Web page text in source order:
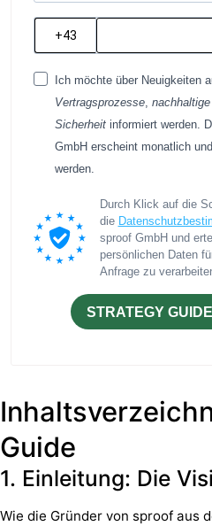
Ich möchte über Neuigkeiten
Vertragsprozesse,
Sicherheit informiert werden.
GmbH erscheint monatlich
werden.
Durch Klick auf die
die
sproof GmbH und
persönlichen Daten
Anfrage zu
STRATEGY
Guide
1. Einleitung: Die
Wie die Gründer von sproof aus